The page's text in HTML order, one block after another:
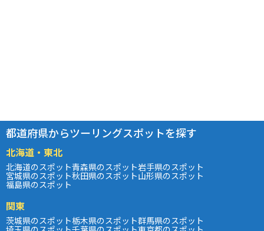
都道府県からツーリングスポットを探す
北海道・東北
北海道のスポット青森県のスポット岩手県のスポット
宮城県のスポット秋田県のスポット山形県のスポット
福島県のスポット
関東
茨城県のスポット栃木県のスポット群馬県のスポット